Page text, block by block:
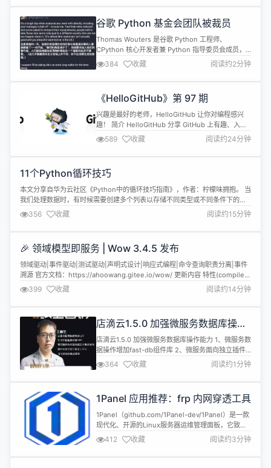
(#36353) [CMake] 添加 gRPC_USE_SYSTEMD 选
谷歌 Python 基金会团队被裁员
Thomas Wouters 是谷歌 Python 工程师、
CPython 核心开发者兼 Python 指导委员会成员，
昨天晚上他在社交媒体发布动态称：包括自己在内的
同事、主管均已被裁员。 综合 Thomas 本人陈述和
其他网友的补充评论，谷歌解雇了内部参与 Python
公室【接替他们工作】的员工进行培训。 h...
384 收藏 阅读约2分钟
《HelloGitHub》第 97 期
兴趣是最好的老师，HelloGitHub 让你对编程感兴
趣！ 简介 HelloGitHub 分享 GitHub 上有趣、入门
级的开源项目。
github.com/521xueweihan/HelloGitHub 这里有
实战项目、入门教程、黑科技、开源书籍、大厂开源
C/C++、Swift...让你在短时间...
589 收藏 阅读约24分钟
11个Python循环技巧
本文分享自华为云社区《Python中的循环技巧指南》，作者：柠檬味拥抱。 当
我们处理数据时，有时候需要创建多个列表以存储不同类型或不同条件下的数
据。在Python中，我们可以利用循环来快速、高效地创建这些列表。本文将介
绍如何使用循环在Python中创建多个列表，并提供代码实例。 python用循环
新建多个列表 在Python中，我们可以使用列表推导式或循环结...
356 收藏 阅读约15分钟
🎉 领域模型即服务 | Wow 3.4.5 发布
领域驱动|事件驱动|测试驱动|声明式设计|响应式编程|命令查询职责分离|事件
溯源 官方文档：https://ahoowang.gitee.io/wow/ 更新内容 特性(compiler):
添加QuerySymbolProcessorProvider以支持自动生成状态聚合查询属性导航
特性(query): 为KCallable添加查询 DSL 语法支持 特...
399 收藏 阅读约14分钟
店滴云1.5.0 加强微服务数据库操作
能力
店滴云1.5.0 加强微服务数据库操作能力 1、微服务数
据操作增加fast-db组件库 2、微服务面向独立插件
支持，服务与模块都可以单独配置支持 4、数据库操
作模型兼容处理，同时适配传统开发模式和微服务模
式 5、完善开发文档 6、总后台与商户后台合并开
364 收藏 阅读约1分钟
1Panel 应用推荐：frp 内网穿透工具
1Panel（github.com/1Panel-dev/1Panel）是一款
现代化、开源的Linux服务器运维管理面板，它致力
于通过开源的方式，帮助用户简化建站与运维管理流
程。为了方便广大用户快捷安装部署相关软件应用，
1Panel特别开通应用商店，精选各类高质量的开源工
412 收藏 阅读约3分钟